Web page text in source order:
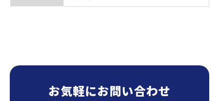
法人のお客さまお気軽にお問い合わせ